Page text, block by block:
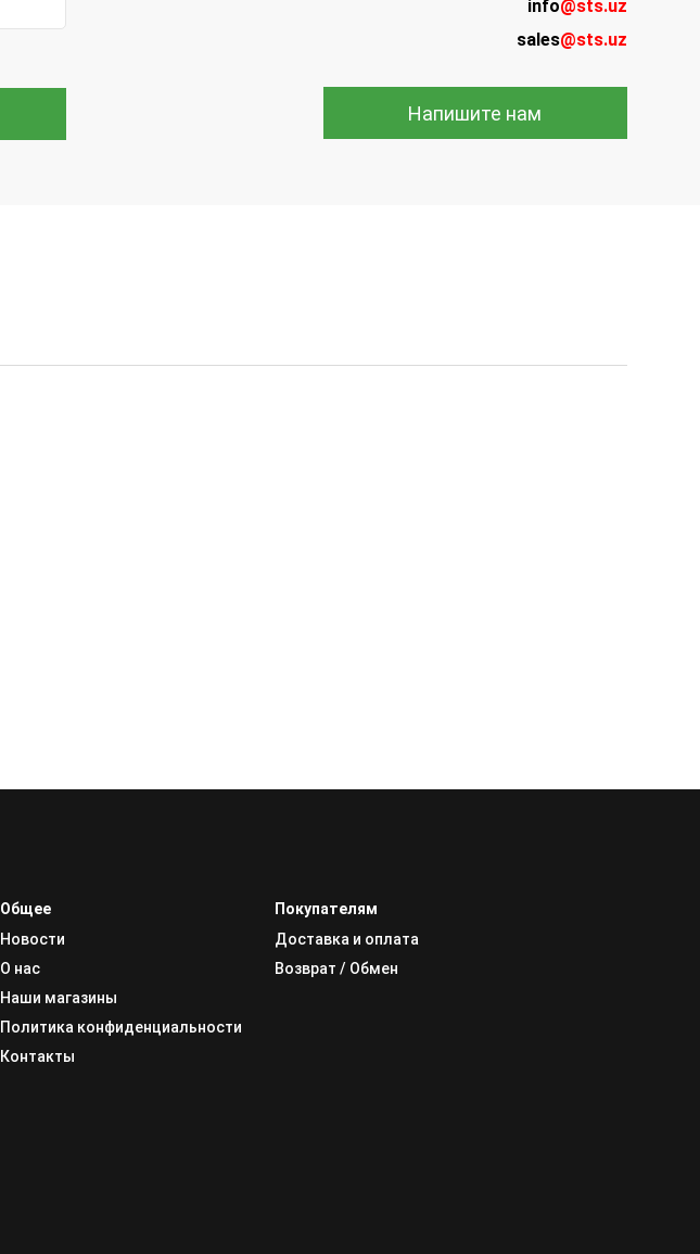
info@sts.uz
sales@sts.uz
Напишите нам
Общее
Новости
О нас
Наши магазины
Политика конфиденциальности
Контакты
Покупателям
Доставка и оплата
Возврат / Обмен